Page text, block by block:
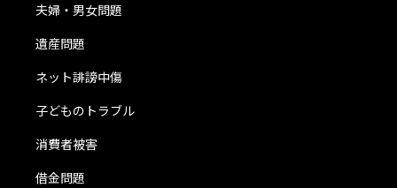
夫婦・男女問題
遺産問題
ネット誹謗中傷
子どものトラブル
消費者被害
借金問題